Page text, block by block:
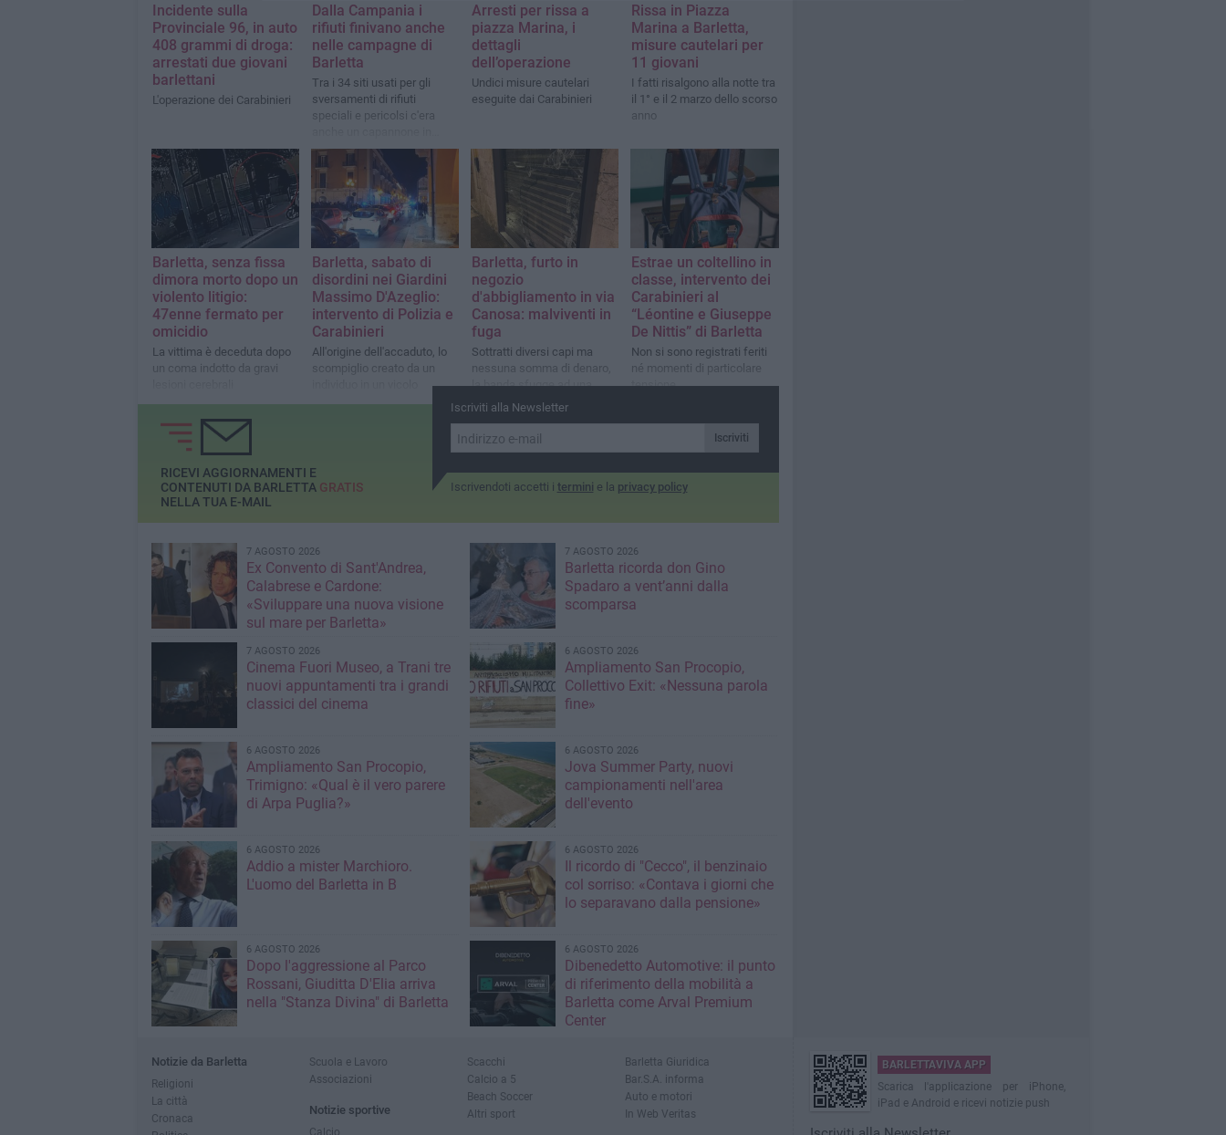
Incidente sulla
Provinciale 96, in auto
408 grammi di droga:
arrestati due giovani
barlettani
L'operazione dei Carabinieri
Dalla Campania i
rifiuti finivano anche
nelle campagne di
Barletta
Tra i 34 siti usati per gli
sversamenti di rifiuti
speciali e pericolsi c'era
disuso nelle campagne
della città
Arresti per rissa a
piazza Marina, i
dettagli
dell’operazione
Undici misure cautelari
eseguite dai Carabinieri
Rissa in Piazza
Marina a Barletta,
misure cautelari per
11 giovani
I fatti risalgono alla notte tra
il 1° e il 2 marzo dello scorso
anno
Barletta, senza fissa
dimora morto dopo un
violento litigio:
47enne fermato per
omicidio
La vittima è deceduta dopo
un coma indotto da gravi
Barletta, sabato di
disordini nei Giardini
Massimo D'Azeglio:
intervento di Polizia e
Carabinieri
All'origine dell'accaduto, lo
scompiglio creato da un
Barletta, furto in
negozio
d'abbigliamento in via
Canosa: malviventi in
fuga
Sottratti diversi capi ma
nessuna somma di denaro,
la banda sfugge ad una
pattuglia di Carabinieri
Estrae un coltellino in
classe, intervento dei
Carabinieri al
“Léontine e Giuseppe
De Nittis” di Barletta
Non si sono registrati feriti
né momenti di particolare
tensione
Iscriviti alla Newsletter
Iscriviti
Iscrivendoti accetti i termini e la privacy policy
RICEVI AGGIORNAMENTI E
CONTENUTI DA BARLETTA GRATIS
NELLA TUA E-MAIL
7 AGOSTO 2026
Ex Convento di Sant'Andrea,
Calabrese e Cardone:
«Sviluppare una nuova visione
sul mare per Barletta»
7 AGOSTO 2026
Barletta ricorda don Gino
Spadaro a vent’anni dalla
scomparsa
7 AGOSTO 2026
Cinema Fuori Museo, a Trani tre
nuovi appuntamenti tra i grandi
classici del cinema
6 AGOSTO 2026
Ampliamento San Procopio,
Collettivo Exit: «Nessuna parola
fine»
6 AGOSTO 2026
Ampliamento San Procopio,
Trimigno: «Qual è il vero parere
di Arpa Puglia?»
6 AGOSTO 2026
Jova Summer Party, nuovi
campionamenti nell'area
dell'evento
6 AGOSTO 2026
Addio a mister Marchioro.
L'uomo del Barletta in B
6 AGOSTO 2026
Il ricordo di "Cecco", il benzinaio
col sorriso: «Contava i giorni che
lo separavano dalla pensione»
6 AGOSTO 2026
Dopo l'aggressione al Parco
Rossani, Giuditta D'Elia arriva
nella "Stanza Divina" di Barletta
6 AGOSTO 2026
Dibenedetto Automotive: il punto
di riferimento della mobilità a
Barletta come Arval Premium
Center
Notizie da Barletta
Religioni
La città
Cronaca
Scuola e Lavoro
Associazioni
Notizie sportive
Calcio
Scacchi
Calcio a 5
Beach Soccer
Altri sport
Barletta Giuridica
Bar.S.A. informa
Auto e motori
In Web Veritas
BARLETTAVIVA APP
Scarica l'applicazione per iPhone,
iPad e Android e ricevi notizie push